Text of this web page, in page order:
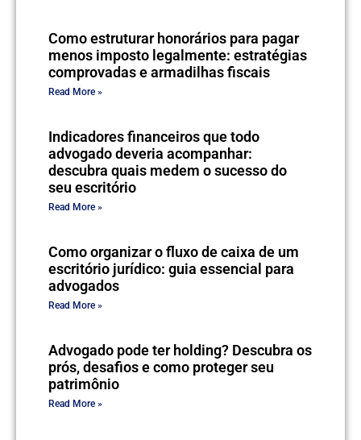
Como estruturar honorários para pagar
menos imposto legalmente: estratégias
comprovadas e armadilhas fiscais
Read More »
Indicadores financeiros que todo
advogado deveria acompanhar:
descubra quais medem o sucesso do
seu escritório
Read More »
Como organizar o fluxo de caixa de um
escritório jurídico: guia essencial para
advogados
Read More »
Advogado pode ter holding? Descubra os
prós, desafios e como proteger seu
patrimônio
Read More »